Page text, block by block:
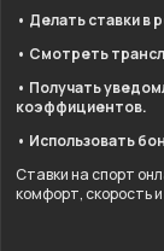
• Делать ставки в
• Смотреть
• Получать
коэффициентов.
• Использовать
Ставки на спорт
комфорт, скорость